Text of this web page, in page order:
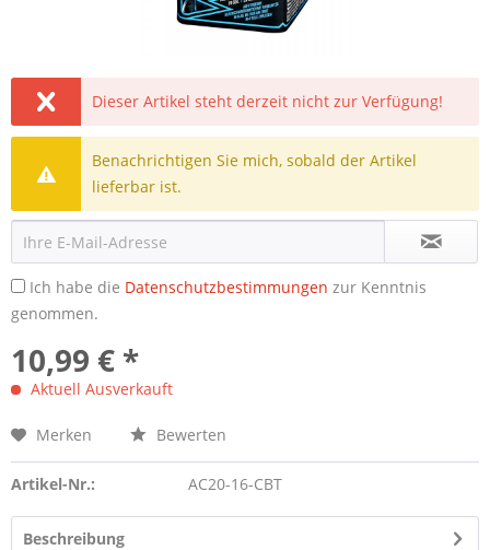
Dieser Artikel steht derzeit nicht zur Verfügung!
Benachrichtigen Sie mich, sobald der Artikel
lieferbar ist.
Ich habe die Datenschutzbestimmungen zur Kenntnis
genommen.
10,99 € *
Aktuell Ausverkauft
Merken Bewerten
Artikel-Nr.: AC20-16-CBT
Beschreibung